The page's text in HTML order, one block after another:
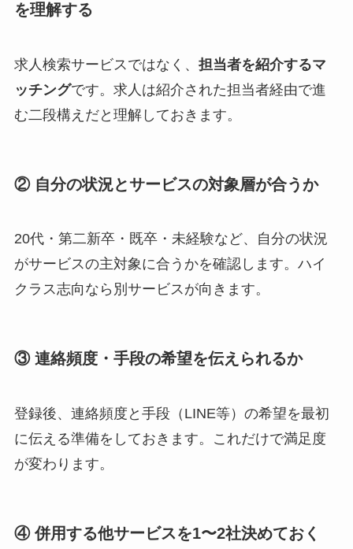
を理解する
求人検索サービスではなく、 担当者を紹介するマ
ッチングです。求人は紹介された担当者経由で進
む二段構えだと理解しておきます。
② 自分の状況とサービスの対象層が合うか
20代・第二新卒・既卒・未経験など、自分の状況
がサービスの主対象に合うかを確認します。ハイ
クラス志向なら別サービスが向きます。
③ 連絡頻度・手段の希望を伝えられるか
登録後、連絡頻度と手段（LINE等）の希望を最初
に伝える準備をしておきます。これだけで満足度
が変わります。
④ 併用する他サービスを1〜2社決めておく